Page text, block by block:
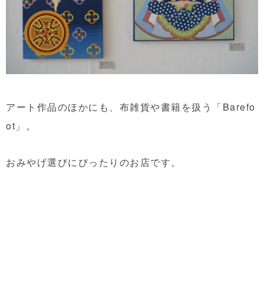
アート作品のほかにも、布雑貨や書籍を扱う「Barefo
ot」。
おみやげ選びにぴったりのお店です。